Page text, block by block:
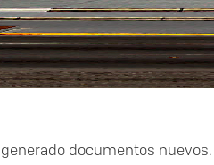
documentos nuevos.